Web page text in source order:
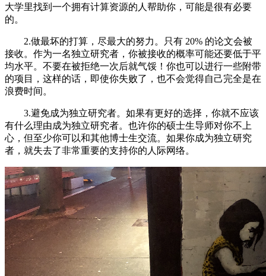
大学里找到一个拥有计算资源的人帮助你，可能是很有必要
的。
2.做最坏的打算，尽最大的努力。只有 20% 的论文会被
接收。作为一名独立研究者，你被接收的概率可能还要低于平
均水平。不要在被拒绝一次后就气馁！你也可以进行一些附带
的项目，这样的话，即使你失败了，也不会觉得自己完全是在
浪费时间。
3.避免成为独立研究者。如果有更好的选择，你就不应该
有什么理由成为独立研究者。也许你的硕士生导师对你不上
心，但至少你可以和其他博士生交流。如果你成为独立研究
者，就失去了非常重要的支持你的人际网络。